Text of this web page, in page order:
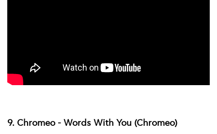
9. Chromeo - Words With You (Chromeo)